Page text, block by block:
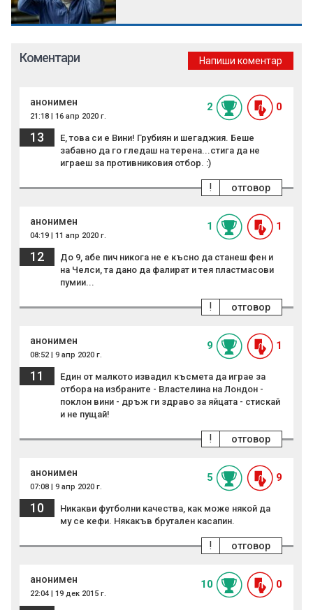
Коментари Напиши коментар
анонимен
21:18 | 16 апр 2020 г.
2 0
13
Е, това си е Вини! Грубиян и шегаджия. Беше
забавно да го гледаш на терена...стига да не
играеш за противниковия отбор. :)
отговор
!
анонимен
04:19 | 11 апр 2020 г.
1 1
12
До 9, абе пич никога не е късно да станеш фен и
на Челси, та дано да фалират и тея пластмасови
пумии...
отговор
!
анонимен
08:52 | 9 апр 2020 г.
9 1
11
Един от малкото извадил късмета да играе за
отбора на избраните - Властелина на Лондон -
поклон вини - дръж ги здраво за яйцата - стискай
и не пущай!
отговор
!
анонимен
07:08 | 9 апр 2020 г.
5 9
10
Никакви футболни качества, как може някой да
му се кефи. Някакъв брутален касапин.
отговор
!
анонимен
22:04 | 19 дек 2015 г.
10 0